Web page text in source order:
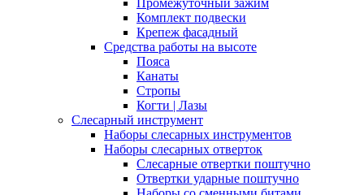
Промежуточный зажим
Комплект подвески
Крепеж фасадный
Средства работы на высоте
Пояса
Канаты
Стропы
Когти | Лазы
Слесарный инструмент
Наборы слесарных инструментов
Наборы слесарных отверток
Слесарные отвертки поштучно
Отвертки ударные поштучно